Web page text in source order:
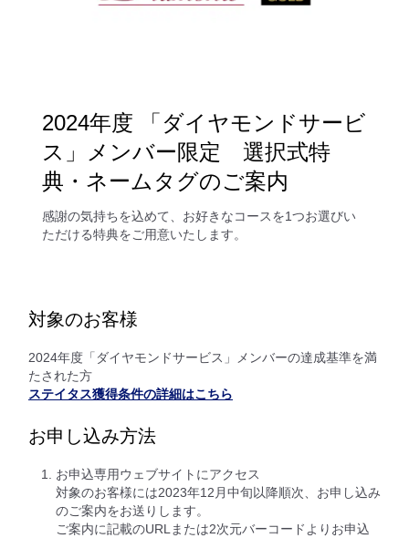
2024年度 「ダイヤモンドサービ
ス」メンバー限定 選択式特
典・ネームタグのご案内
感謝の気持ちを込めて、お好きなコースを1つお選びい
ただける特典をご用意いたします。
対象のお客様
2024年度「ダイヤモンドサービス」メンバーの達成基準を満
たされた方
ステイタス獲得条件の詳細はこちら
お申し込み方法
お申込専用ウェブサイトにアクセス
対象のお客様には2023年12月中旬以降順次、お申し込み
のご案内をお送りします。
ご案内に記載のURLまたは2次元バーコードよりお申込